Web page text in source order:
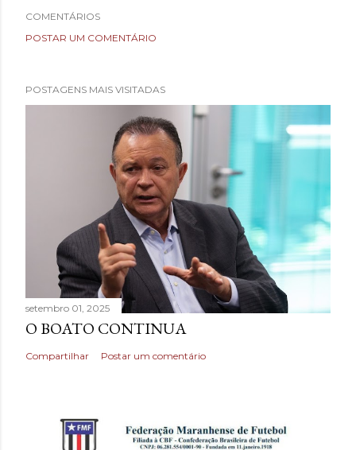
COMENTÁRIOS
POSTAR UM COMENTÁRIO
POSTAGENS MAIS VISITADAS
setembro 01, 2025
O BOATO CONTINUA
Compartilhar Postar um comentário